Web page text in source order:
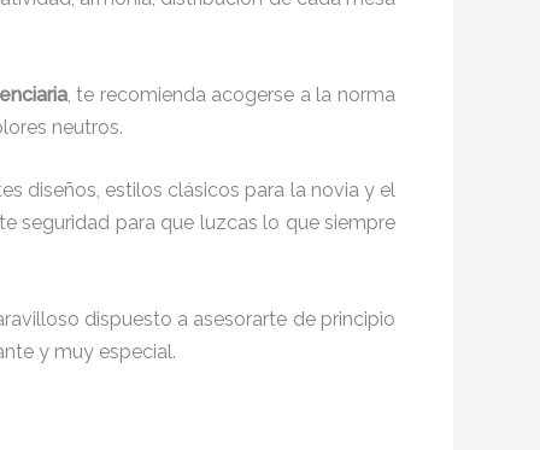
, te recomienda acogerse a la norma
neutros.
diseños, estilos clásicos para la novia y el
seguridad para que luzcas lo que siempre
dispuesto a asesorarte de principio
y muy especial.